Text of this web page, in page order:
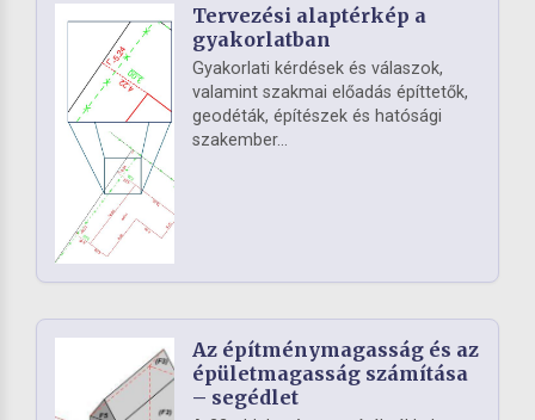
Tervezési alaptérkép a
gyakorlatban
Gyakorlati kérdések és válaszok,
valamint szakmai előadás építtetők,
geodéták, építészek és hatósági
szakember...
Az építménymagasság és az
épületmagasság számítása
– segédlet